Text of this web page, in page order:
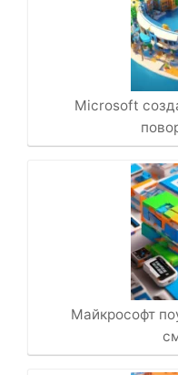
Microsoft
Майкрософт